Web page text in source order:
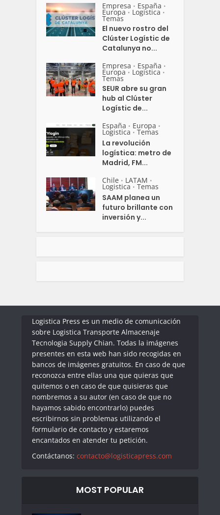
Empresa • España •
Europa • Logistica •
Temas
El nuevo rostro del
Clúster Logístic de
Catalunya no...
Empresa • España •
Europa • Logistica •
Temas
SEUR abre su gran
hub al Clúster
Logístic de...
España • Europa •
Logistica • Temas
La revolución
logística: metro de
Madrid, FM...
Chile • LATAM •
Logistica • Temas
SAAM planea un
futuro brillante con
inversión y...
Logistica Press es un medio de comunicación
sobre Logistica Transporte Almacenaje
Tecnologia Supply Chian. Todas la imágenes
presentes en esta web han sido recogidas en
bancos de imágenes gratuitos. En caso de que
reconozca entre ellas una que quieras que
quitemos o en caso de que quisieras que
nombremos a su autor (en caso de que no
hayamos sabido encontrarlo) puedes
escribirnos sin problemas utilizando el
formulario de contacto y estaremos
encantados en atender tu petición.
Contáctanos: contacto@logisticapress.com
MOST POPULAR